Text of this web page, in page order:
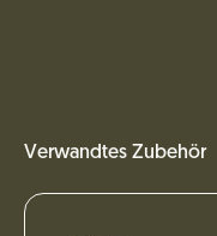
Verwandtes Zubehör